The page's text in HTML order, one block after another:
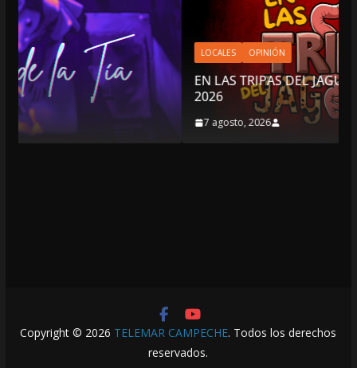
LOCALES OPINIÓN
EN LAS TRIPAS DEL JAGUAR: 07 DE AGOSTO DE
2026
7 agosto, 2026
Copyright © 2026 TELEMAR CAMPECHE. Todos los derechos
reservados.